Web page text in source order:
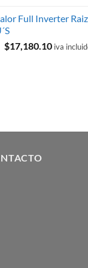
es:
Full Inverter
El
$17,180.10Eliva